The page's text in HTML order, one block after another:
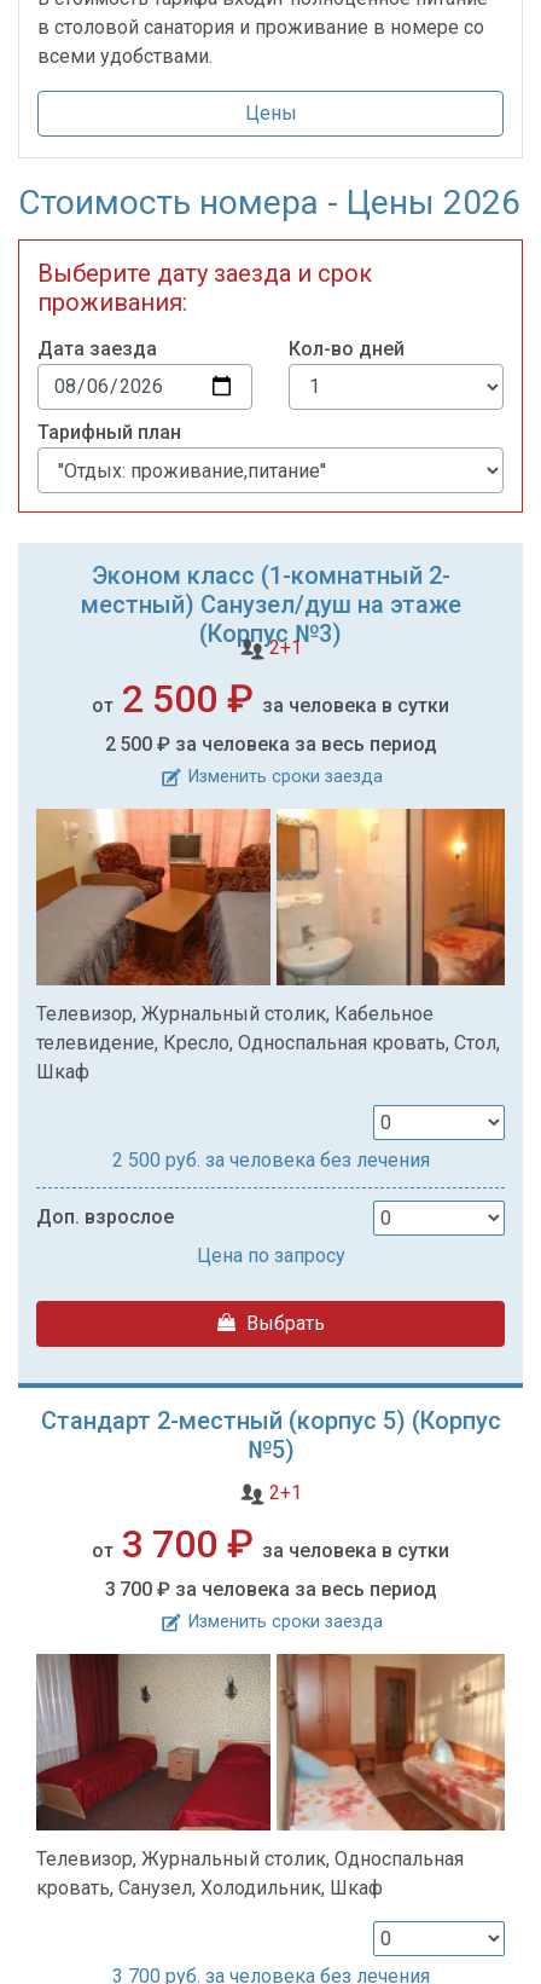
в столовой санатория и проживание в номере со
всеми удобствами.
Цены
Стоимость номера - Цены 2026
Выберите дату заезда и срок
проживания:
Дата заезда Кол-во дней
Тарифный план
Эконом класс (1-комнатный 2-
местный) Санузел/душ на этаже
(Корпус №3)
2+1
от 2 500 ₽ за человека в сутки
2 500 ₽ за человека за весь период
Изменить сроки заезда
Телевизор, Журнальный столик, Кабельное
телевидение, Кресло, Односпальная кровать, Стол,
Шкаф
2 500 руб. за человека без лечения
Доп. взрослое
Цена по запросу
Выбрать
Стандарт 2-местный (корпус 5) (Корпус
№5)
2+1
от 3 700 ₽ за человека в сутки
3 700 ₽ за человека за весь период
Изменить сроки заезда
Телевизор, Журнальный столик, Односпальная
кровать, Санузел, Холодильник, Шкаф
3 700 руб. за человека без лечения